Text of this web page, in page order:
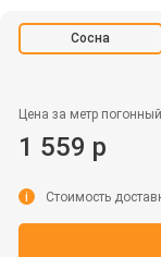
Сосна
Цена за метр
1 559 р
i Стоимость